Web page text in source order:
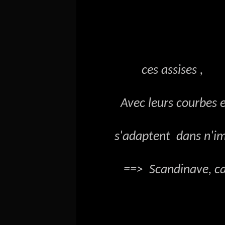
ces assises ,
Avec leurs courbes et
s'adaptent dans
==> Scandinave,